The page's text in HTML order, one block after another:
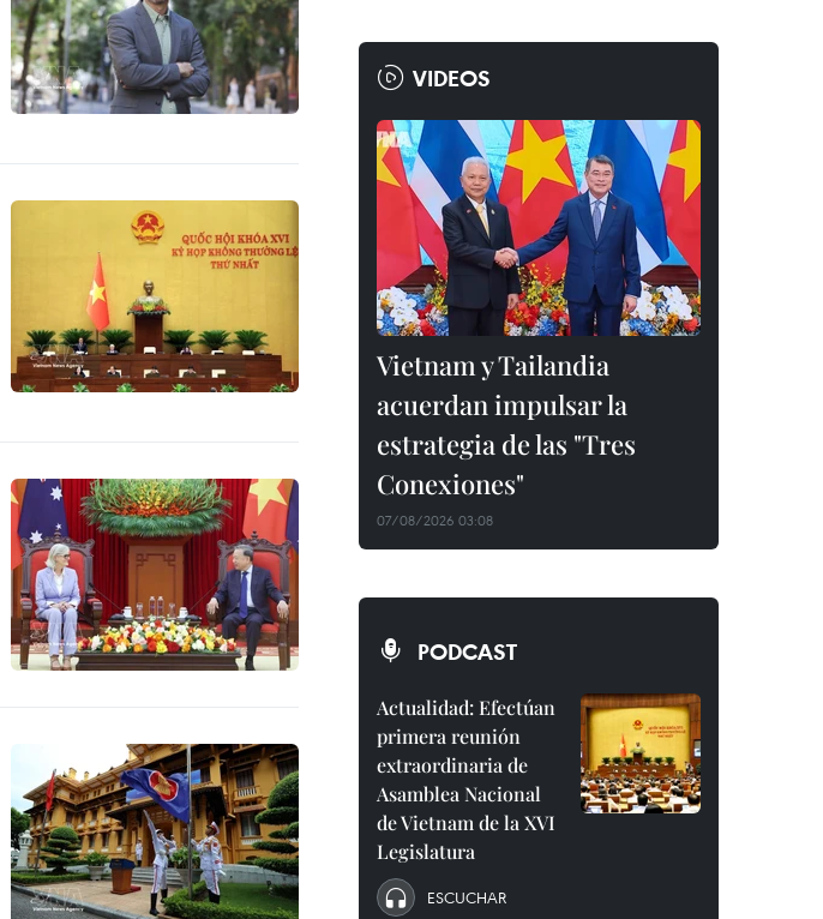
VIDEOS
Vietnam y Tailandia
acuerdan impulsar la
estrategia de las "Tres
Conexiones"
07/08/2026 03:08
PODCAST
Actualidad: Efectúan
primera reunión
extraordinaria de
Asamblea Nacional
de Vietnam de la XVI
Legislatura
ESCUCHAR